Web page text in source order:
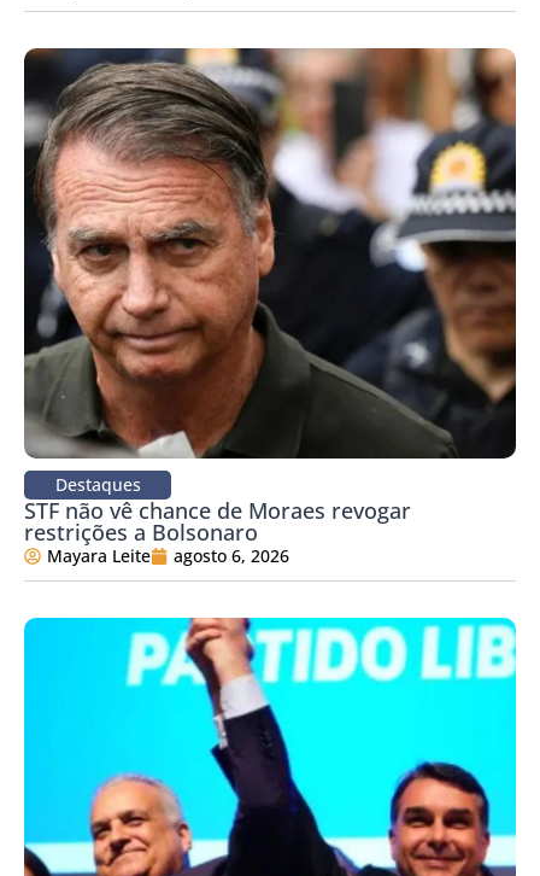
Destaques
STF não vê chance de Moraes revogar
restrições a Bolsonaro
Mayara Leite agosto 6, 2026